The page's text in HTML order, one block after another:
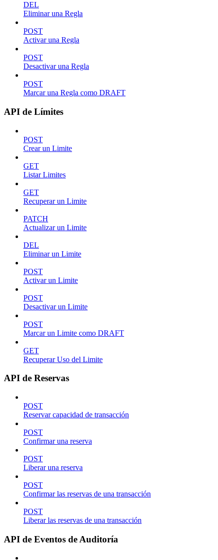
DEL
Eliminar una Regla
POST
Activar una Regla
POST
Desactivar una Regla
POST
Marcar una Regla como DRAFT
API de Límites
POST
Crear un Limite
GET
Listar Limites
GET
Recuperar un Limite
PATCH
Actualizar un Limite
DEL
Eliminar un Limite
POST
Activar un Limite
POST
Desactivar un Limite
POST
Marcar un Limite como DRAFT
GET
Recuperar Uso del Limite
API de Reservas
POST
Reservar capacidad de transacción
POST
Confirmar una reserva
POST
Liberar una reserva
POST
Confirmar las reservas de una transacción
POST
Liberar las reservas de una transacción
API de Eventos de Auditoría